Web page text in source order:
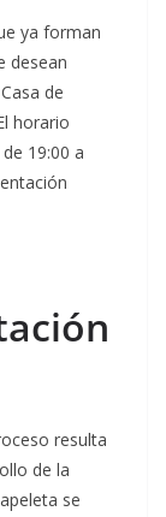
ya forman
desean
de
horario
19:00 a
resulta
de la
se